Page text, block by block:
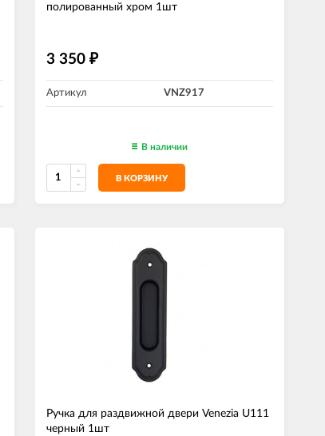
полированный хром 1шт
3 350 ₽
Артикул VNZ917
В наличии
В КОРЗИНУ
Ручка для раздвижной двери Venezia U111
черный 1шт